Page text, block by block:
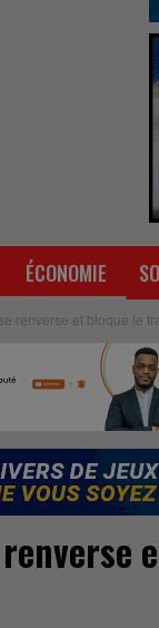
ÉCONOMIE
renverse et bloque le